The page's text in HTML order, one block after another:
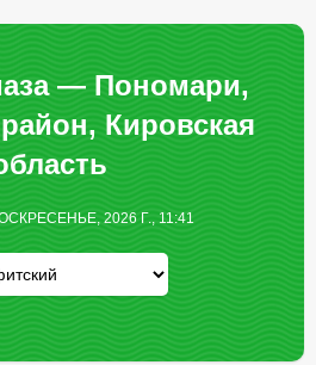
— Пономари,
Кировская
2026 Г., 11:41